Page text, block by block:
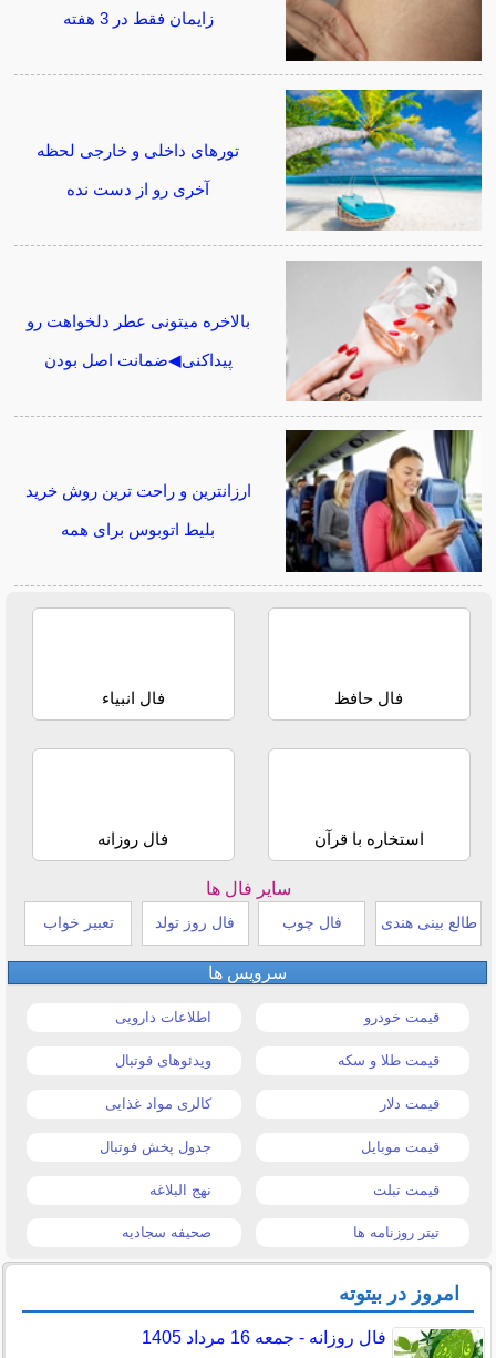
زایمان فقط در 3 هفته
تورهای داخلی و خارجی لحظه
آخری رو از دست نده
بالاخره میتونی عطر دلخواهت رو
پیداکنی◀ضمانت اصل بودن
ارزانترین و راحت ترین روش خرید
بلیط اتوبوس برای همه
فال حافظ فال انبیاء
استخاره با قرآن فال روزانه
سایر فال ها
طالع بینی هندی فال چوب فال روز تولد تعبیر خواب
سرویس ها
قیمت خودرو اطلاعات دارویی
قیمت طلا و سکه ویدئوهای فوتبال
قیمت دلار کالری مواد غذایی
قیمت موبایل جدول پخش فوتبال
قیمت تبلت نهج البلاغه
تیتر روزنامه ها صحیفه سجادیه
امروز در بیتوته
فال روزانه - جمعه 16 مرداد 1405